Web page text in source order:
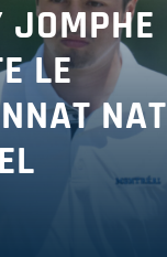
JOMPHE
LE